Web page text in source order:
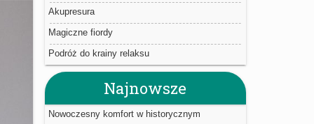
Akupresura
Magiczne fiordy
Podróż do krainy relaksu
Najnowsze
Nowoczesny komfort w historycznym